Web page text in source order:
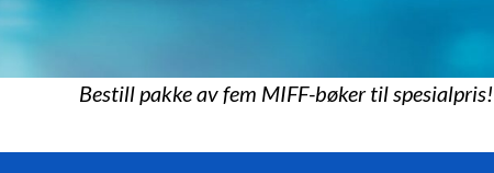
Bestill pakke av fem MIFF-bøker til spesialpris!